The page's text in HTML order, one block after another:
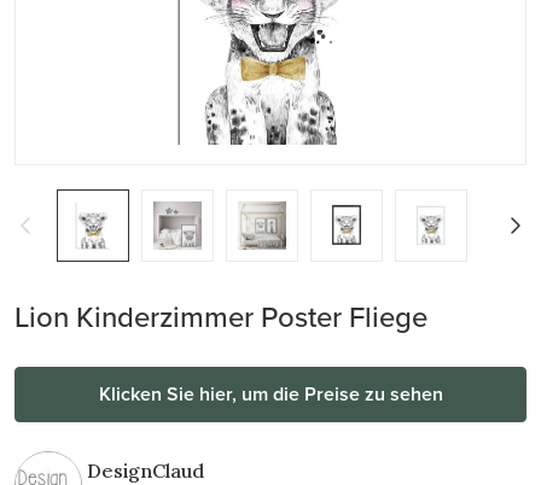
Lion Kinderzimmer Poster Fliege
Klicken Sie hier, um die Preise zu sehen
DesignClaud